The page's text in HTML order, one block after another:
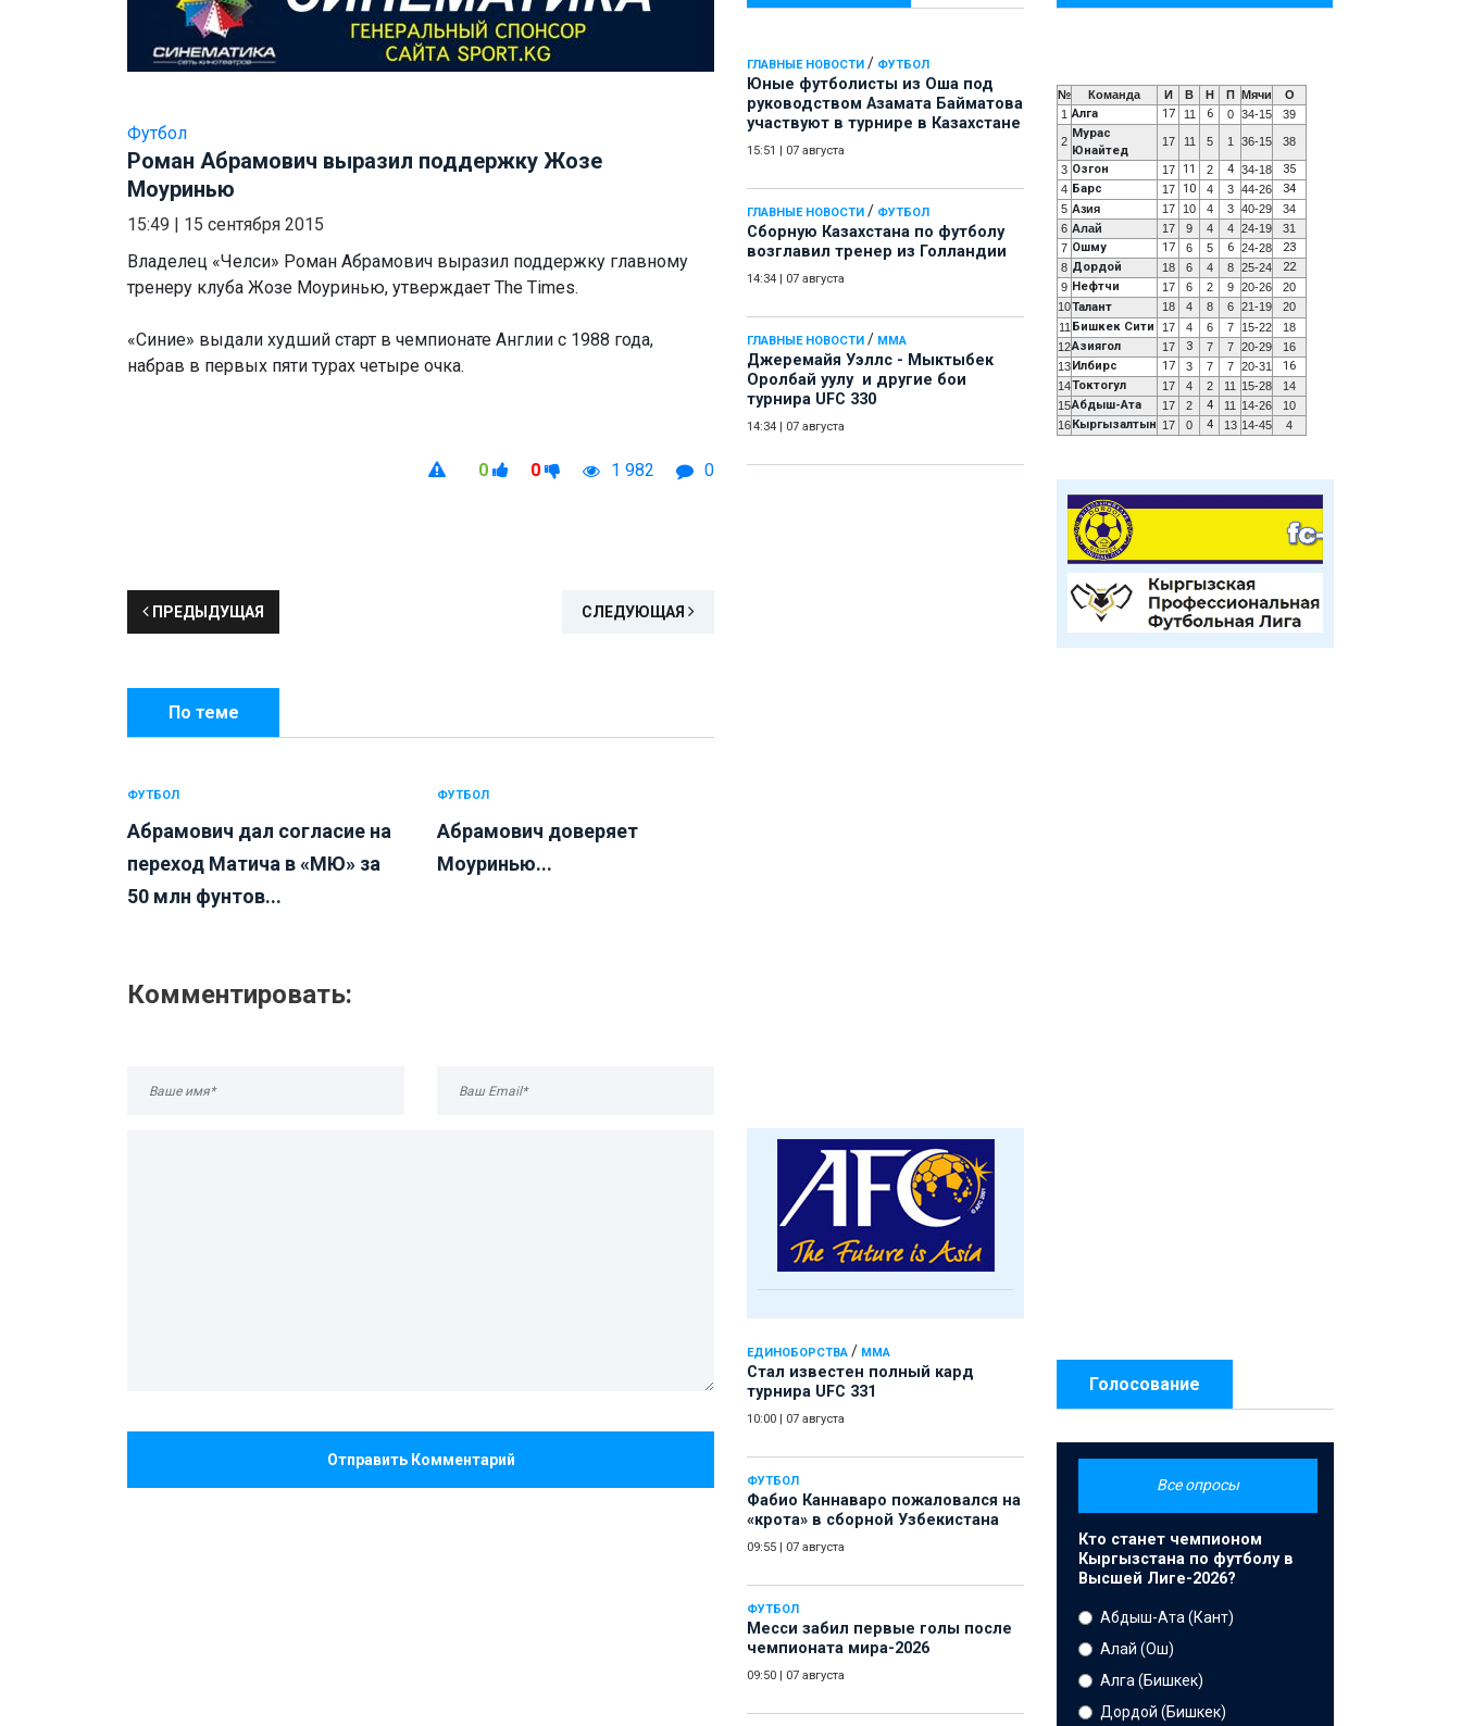
ГЛАВНЫЕ НОВОСТИ / ФУТБОЛ
Юные футболисты из Оша под
руководством Азамата Байматова
участвуют в турнире в Казахстане
15:51 07 августа
ГЛАВНЫЕ НОВОСТИ / ФУТБОЛ
Сборную Казахстана по футболу
возглавил тренер из Голландии
14:34 07 августа
ГЛАВНЫЕ НОВОСТИ / ММА
Джеремайя Уэллс - Мыктыбек
Оролбай уулу и другие бои
турнира UFC 330
14:34 07 августа
ЕДИНОБОРСТВА / ММА
Стал известен полный кард
турнира UFC 331
10:00 07 августа
ФУТБОЛ
Фабио Каннаваро пожаловался на
«крота» в сборной Узбекистана
09:55 07 августа
ФУТБОЛ
Месси забил первые голы после
чемпионата мира-2026
09:50 07 августа
Футбол
Роман Абрамович выразил поддержку Жозе
Моуринью
15:49
15 сентября 2015
Владелец «Челси» Роман Абрамович выразил поддержку главному
тренеру клуба Жозе Моуринью, утверждает The Times.
«Синие» выдали худший старт в чемпионате Англии с 1988 года,
набрав в первых пяти турах четыре очка.
0 0 1 982 0
ПРЕДЫДУЩАЯ СЛЕДУЮЩАЯ
По теме
ФУТБОЛ
Абрамович дал согласие на
переход Матича в «МЮ» за
50 млн фунтов...
ФУТБОЛ
Абрамович доверяет
Моуринью...
Комментировать:
Отправить Комментарий
№ Команда И В Н П Мячи
О
1 Алга 17 11 6 0 34-15 39
2
Мурас
Юнайтед
17 11 5 1 36-15 38
3 Озгон 17 11 2 4 34-18 35
4 Барс 17 10 4 3 44-26 34
5 Азия 17 10 4 3 40-29
34
6 Алай 17 9 4 4 24-19
31
7 Ошму 17 6 5 6 24-28 23
8 Дордой 18 6 4 8 25-24 22
9 Нефтчи 17 6 2 9 20-26
20
10Талант 18 4 8 6 21-19
20
11 Бишкек Сити 17 4 6 7 15-22
18
12Азиягол 17 3 7 7 20-29
16
13 Илбирс 17 3 7 7 20-31 16
14Токтогул 17 4 2 11 15-28
14
15Абдыш-Ата 17 2 4 11 14-26
10
16 Кыргызалтын 17 0 4 13 14-45 4
Голосование
Все опросы
Кто станет чемпионом
Кыргызстана по футболу в
Высшей Лиге-2026?
Абдыш-Ата (Кант)
Алай (Ош)
Алга (Бишкек)
Дордой (Бишкек)